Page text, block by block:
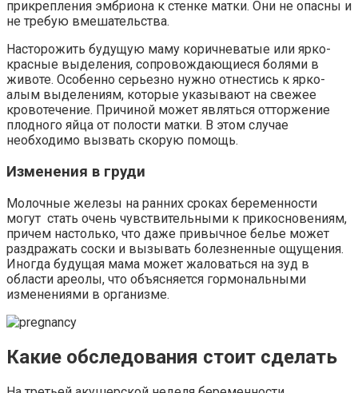
прикрепления эмбриона к стенке матки. Они не опасны и
не требую вмешательства.
Насторожить будущую маму коричневатые или ярко-
красные выделения, сопровождающиеся болями в
животе. Особенно серьезно нужно отнестись к ярко-
алым выделениям, которые указывают на свежее
кровотечение. Причиной может являться отторжение
плодного яйца от полости матки. В этом случае
необходимо вызвать скорую помощь.
Изменения в груди
Молочные железы на ранних сроках беременности
могут стать очень чувствительными к прикосновениям,
причем настолько, что даже привычное белье может
раздражать соски и вызывать болезненные ощущения.
Иногда будущая мама может жаловаться на зуд в
области ареолы, что объясняется гормональными
изменениями в организме.
Какие обследования стоит сделать